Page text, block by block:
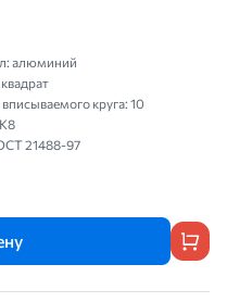
алюминий
круга: 10
21488-97